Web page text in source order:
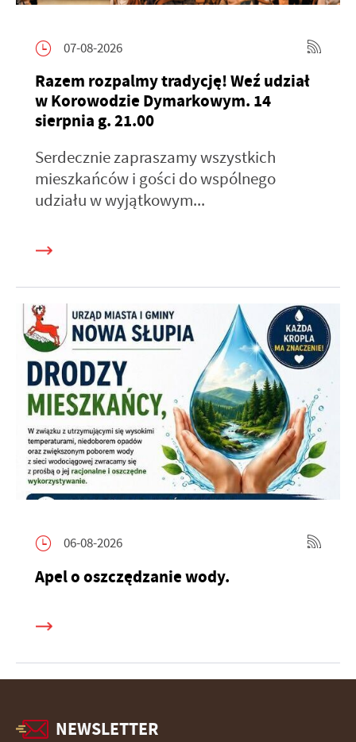
07-08-2026
Razem rozpalmy tradycję! Weź udział
w Korowodzie Dymarkowym. 14
sierpnia g. 21.00
Serdecznie zapraszamy wszystkich
mieszkańców i gości do wspólnego
udziału w wyjątkowym...
06-08-2026
Apel o oszczędzanie wody.
NEWSLETTER